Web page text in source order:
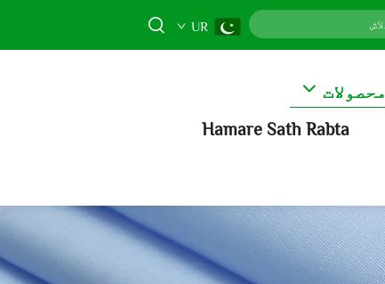
UR
محصولات
Hamare Sath Rabta